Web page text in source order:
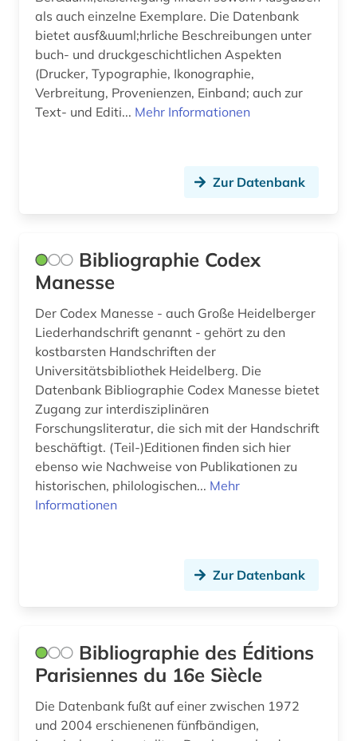
rechtsgeschichte (1)
renaissance (1)
rezeptur (1)
stammbuch (2)
student (1)
supralibros (1)
textiltechnik (1)
theaterzettel (1)
thüringen (1)
transkription (1)
(1)
venetien (1)
verbundkatalog (1)
verlegereinband (1)
als auch einzelne Exemplare. Die Datenbank
bietet ausf&uuml;hrliche Beschreibungen unter
buch- und druckgeschichtlichen Aspekten
(Drucker, Typographie, Ikonographie,
Verbreitung, Provenienzen, Einband; auch zur
Text- und Editi... Mehr Informationen
Zur Datenbank
Bibliographie Codex
Manesse
Der Codex Manesse - auch Große Heidelberger
Liederhandschrift genannt - gehört zu den
kostbarsten Handschriften der
Universitätsbibliothek Heidelberg. Die
Datenbank Bibliographie Codex Manesse bietet
Zugang zur interdisziplinären
Forschungsliteratur, die sich mit der Handschrift
beschäftigt. (Teil-)Editionen finden sich hier
ebenso wie Nachweise von Publikationen zu
historischen, philologischen... Mehr
Informationen
Zur Datenbank
Bibliographie des Éditions
Parisiennes du 16e Siècle
Die Datenbank fußt auf einer zwischen 1972
und 2004 erschienenen fünfbändigen,